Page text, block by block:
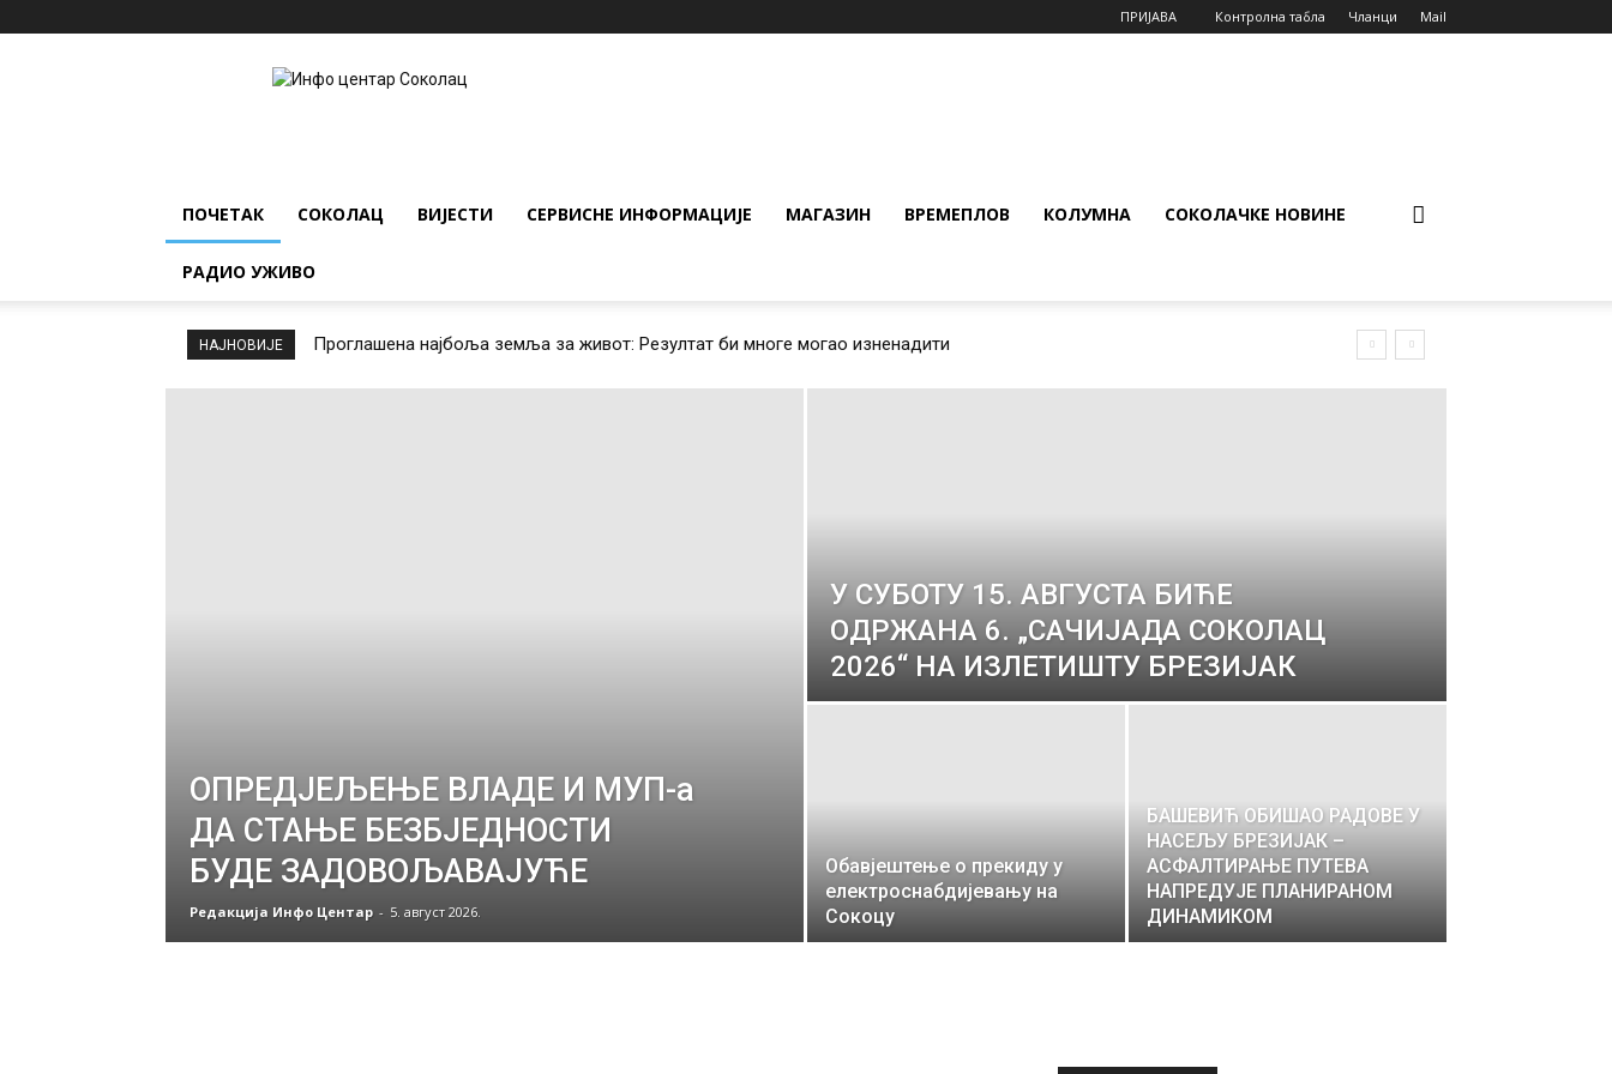
ПРИЈАВА Контролна табла Чланци Mail
ИНФО
ПОЧЕТАК СОКОЛАЦ ВИЈЕСТИ СЕРВИСНЕ ИНФОРМАЦИЈЕ МАГАЗИН ВРЕМЕПЛОВ КОЛУМНА СОКОЛАЧКЕ НОВИНЕ
РАДИО УЖИВО
НАЈНОВИЈЕ Проглашена најбоља земља за живот: Резултат би многе могао изненадити
ОПРЕД‌ЈЕЉЕЊЕ ВЛАДЕ И МУП-а
ДА СТАЊЕ БЕЗБЈЕДНОСТИ
БУДЕ ЗАДОВОЉАВАЈУЋЕ
Редакција Инфо Центар - 5. август 2026.
У СУБОТУ 15. АВГУСТА БИЋЕ
ОДРЖАНА 6. „САЧИЈАДА СОКОЛАЦ
2026“ НА ИЗЛЕТИШТУ БРЕЗИЈАК
Обавјештење о прекиду у
електроснабдијевању на
Сокоцу
БАШЕВИЋ ОБИШАО РАДОВЕ У
НАСЕЉУ БРЕЗИЈАК –
АСФАЛТИРАЊЕ ПУТЕВА
НАПРЕДУЈЕ ПЛАНИРАНОМ
ДИНАМИКОМ